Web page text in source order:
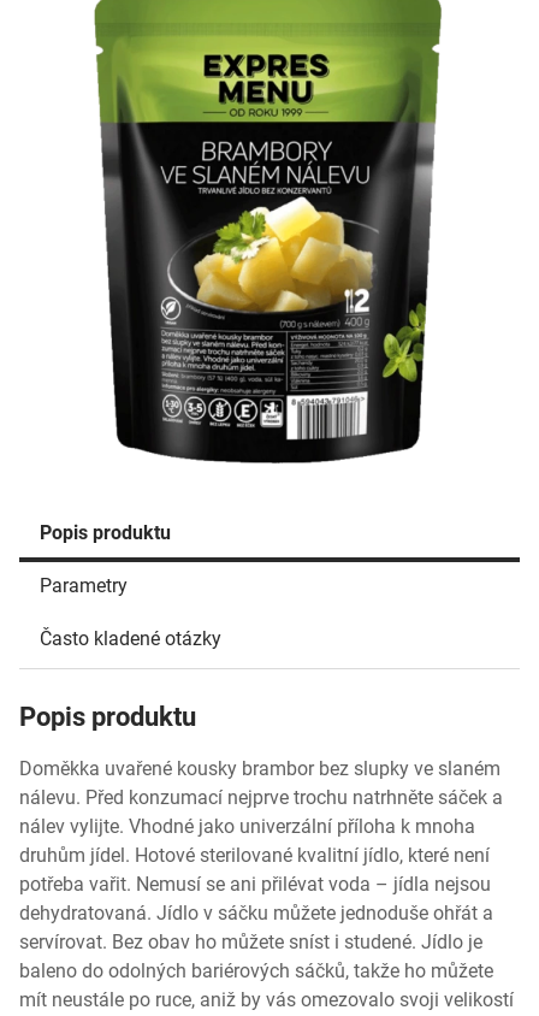
Popis produktu
Parametry
Často kladené otázky
Popis produktu
Doměkka uvařené kousky brambor bez slupky ve slaném
nálevu. Před konzumací nejprve trochu natrhněte sáček a
nálev vylijte. Vhodné jako univerzální příloha k mnoha
druhům jídel. Hotové sterilované kvalitní jídlo, které není
potřeba vařit. Nemusí se ani přilévat voda – jídla nejsou
dehydratovaná. Jídlo v sáčku můžete jednoduše ohřát a
servírovat. Bez obav ho můžete sníst i studené. Jídlo je
baleno do odolných bariérových sáčků, takže ho můžete
mít neustále po ruce, aniž by vás omezovalo svoji velikostí